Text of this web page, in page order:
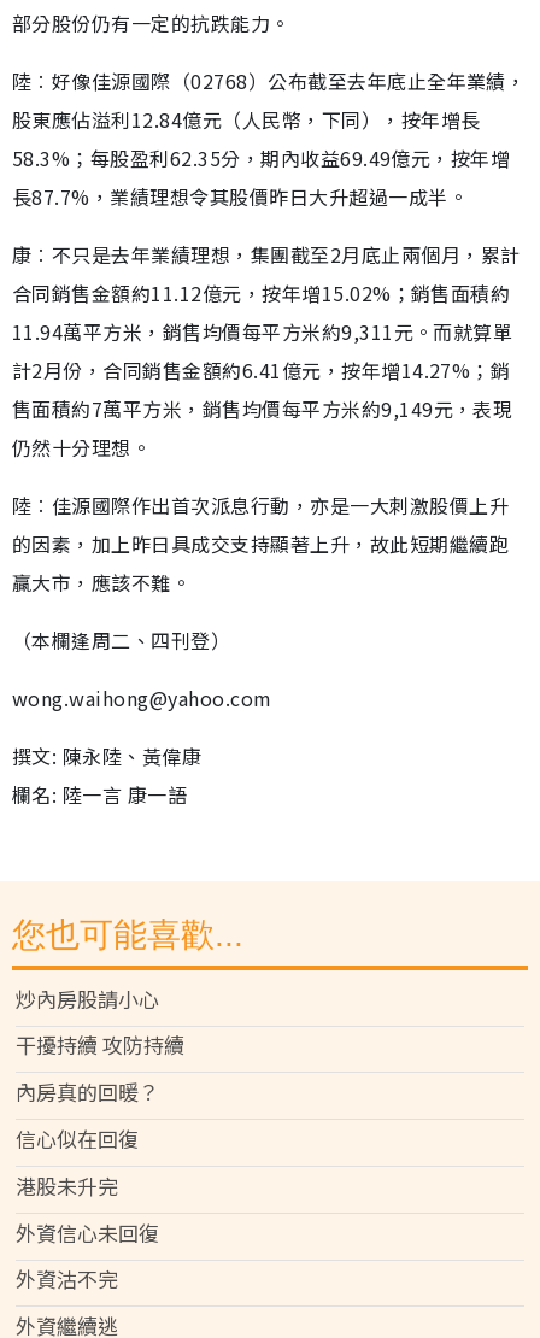
部分股份仍有一定的抗跌能力。
陸︰好像佳源國際（02768）公布截至去年底止全年業績，
股東應佔溢利12.84億元（人民幣，下同），按年增長
58.3%；每股盈利62.35分，期內收益69.49億元，按年增
長87.7%，業績理想令其股價昨日大升超過一成半。
康︰不只是去年業績理想，集團截至2月底止兩個月，累計
合同銷售金額約11.12億元，按年增15.02%；銷售面積約
11.94萬平方米，銷售均價每平方米約9,311元。而就算單
計2月份，合同銷售金額約6.41億元，按年增14.27%；銷
售面積約7萬平方米，銷售均價每平方米約9,149元，表現
仍然十分理想。
陸︰佳源國際作出首次派息行動，亦是一大刺激股價上升
的因素，加上昨日具成交支持顯著上升，故此短期繼續跑
贏大市，應該不難。
（本欄逢周二、四刊登）
wong.waihong@yahoo.com
撰文: 陳永陸、黃偉康
欄名: 陸一言 康一語
您也可能喜歡...
炒內房股請小心
干擾持續 攻防持續
內房真的回暖？
信心似在回復
港股未升完
外資信心未回復
外資沽不完
外資繼續逃